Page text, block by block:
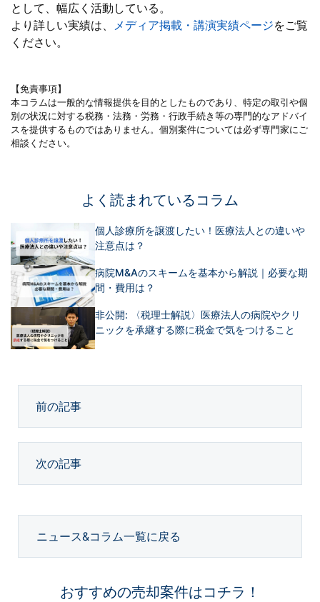
として、幅広く活動している。
より詳しい実績は、 メディア掲載・講演実績ページをご覧
ください。
【免責事項】
本コラムは一般的な情報提供を目的としたものであり、特定の取引や個
別の状況に対する税務・法務・労務・行政手続き等の専門的なアドバイ
スを提供するものではありません。個別案件については必ず専門家にご
相談ください。
よく読まれているコラム
個人診療所を譲渡したい！医療法人との違いや
注意点は？
病院M&Aのスキームを基本から解説｜必要な期
間・費用は？
非公開: 〈税理士解説〉医療法人の病院やクリ
ニックを承継する際に税金で気をつけること
前の記事
次の記事
ニュース&コラム一覧に戻る
おすすめの売却案件はコチラ！